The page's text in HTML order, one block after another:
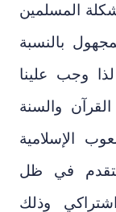
المسلمين
بالنسبة
لذا وجب علينا
والسنة
الإسلامية
في ظل
وذلك